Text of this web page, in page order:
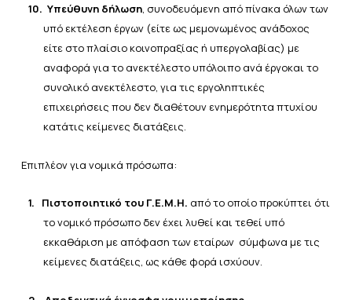
10. Υπεύθυνη δήλωση , συνοδευόμενη από πίνακα όλων των
υπό εκτέλεση έργων (είτε ως μεμονωμένος ανάδοχος
είτε στο πλαίσιο κοινοπραξίας ή υπεργολαβίας) με
αναφορά για το ανεκτέλεστο υπόλοιπο ανά έργοκαι το
συνολικό ανεκτέλεστο, για τις εργοληπτικές
επιχειρήσεις που δεν διαθέτουν ενημερότητα πτυχίου
κατάτις κείμενες διατάξεις.
Επιπλέον για νομικά πρόσωπα:
1. Πιστοποιητικό του Γ.Ε.Μ.Η. από το οποίο προκύπτει ότι
το νομικό πρόσωπο δεν έχει λυθεί και τεθεί υπό
εκκαθάριση με απόφαση των εταίρων σύμφωνα μετις
κείμενες διατάξεις, ως κάθε φορά ισχύουν.